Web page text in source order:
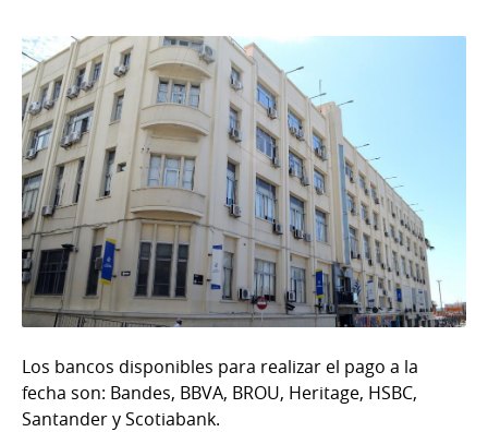
Los bancos disponibles para realizar el pago a la
fecha son: Bandes, BBVA, BROU, Heritage, HSBC,
Santander y Scotiabank.